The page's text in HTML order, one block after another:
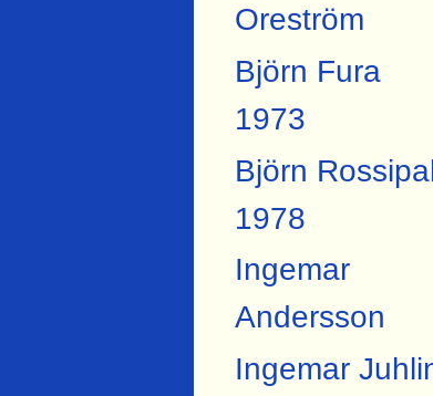
Oreström
Björn Fura
1973
Björn
1978
Ingemar
Andersson
Ingemar